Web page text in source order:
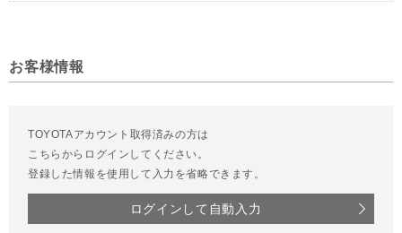
お客様情報
TOYOTAアカウント取得済みの方は
こちらからログインしてください。
登録した情報を使用して入力を省略できます。
ログインして自動入力